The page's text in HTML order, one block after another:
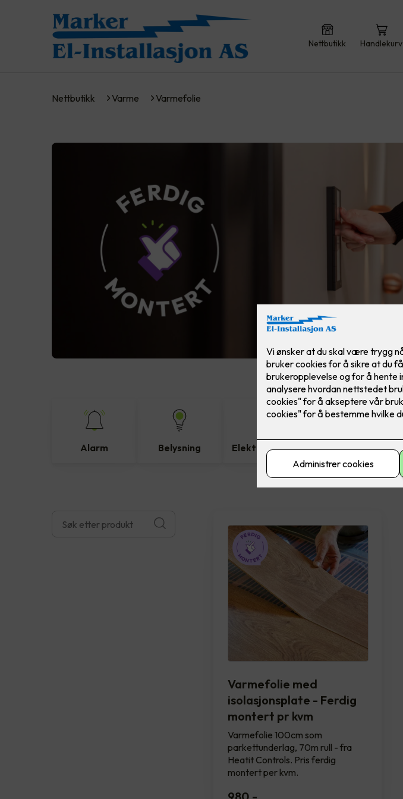
Nettbutikk Handlekurv
Nettbutikk Varme Varmefolie
Alarm Belysning Elektromateriell El-sikkerhet
Varmefolie med
isolasjonsplate - Ferdig
montert pr kvm
Varmefolie 100cm som
parkettunderlag, 70m rull - fra
Heatit Controls. Pris ferdig
montert per kvm.